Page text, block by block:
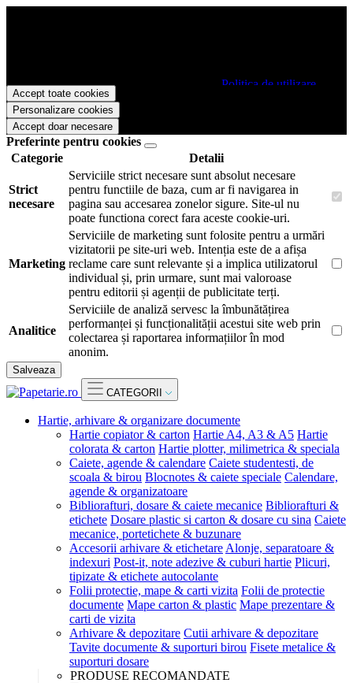
Papetarie.ro este necesar sa fiti de acord cu Politica de utilizare
cookie-uri.
Accept toate cookies
Personalizare cookies
Accept doar necesare
Preferinte pentru cookies
Categorie
Detalii
Strict
necesare
Serviciile strict necesare sunt absolut necesare
pentru functiile de baza, cum ar fi navigarea in
pagina sau accesarea zonelor sigure. Site-ul nu
poate functiona corect fara aceste cookie-uri.
Marketing
Serviciile de marketing sunt folosite pentru a urmări
vizitatorii pe site-uri web. Intenția este de a afișa
reclame care sunt relevante și a implica utilizatorul
individual și, prin urmare, sunt mai valoroase
pentru editorii și agenții de publicitate terți.
Analitice
Serviciile de analiză servesc la îmbunătățirea
performanței și funcționalității acestui site web prin
colectarea și raportarea informațiilor în mod
anonim.
Salveaza
CATEGORII
Hartie, arhivare & organizare documente
Hartie copiator & carton Hartie A4, A3 & A5 Hartie
colorata & carton Hartie plotter, milimetrica & speciala
Caiete, agende & calendare Caiete studentesti, de
scoala & birou Blocnotes & caiete speciale Calendare,
agende & organizatoare
Bibliorafturi, dosare & caiete mecanice Bibliorafturi &
etichete Dosare plastic si carton & dosare cu sina Caiete
mecanice, portetichete & buzunare
Accesorii arhivare & etichetare Alonje, separatoare &
indexuri Post-it, note adezive & cuburi hartie Plicuri,
tipizate & etichete autocolante
Folii protectie, mape & carti vizita Folii de protectie
documente Mape carton & plastic Mape prezentare &
carti de vizita
Arhivare & depozitare Cutii arhivare & depozitare
Tavite documente & suporturi birou Fisete metalice &
suporturi dosare
PRODUSE RECOMANDATE